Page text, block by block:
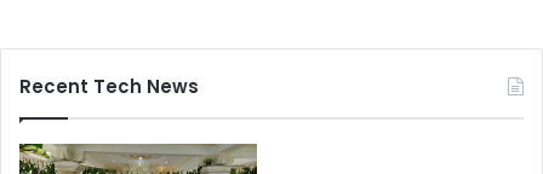
Recent Tech News